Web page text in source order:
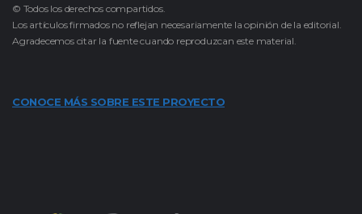
© Todos los derechos compartidos.
Los artículos firmados no reflejan necesariamente la opinión de la editorial.
Agradecemos citar la fuente cuando reproduzcan este material.
CONOCE MÁS SOBRE ESTE PROYECTO